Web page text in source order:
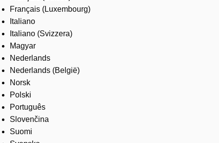
Français (Luxembourg)
Italiano
Italiano (Svizzera)
Magyar
Nederlands
Nederlands (België)
Norsk
Polski
Português
Slovenčina
Suomi